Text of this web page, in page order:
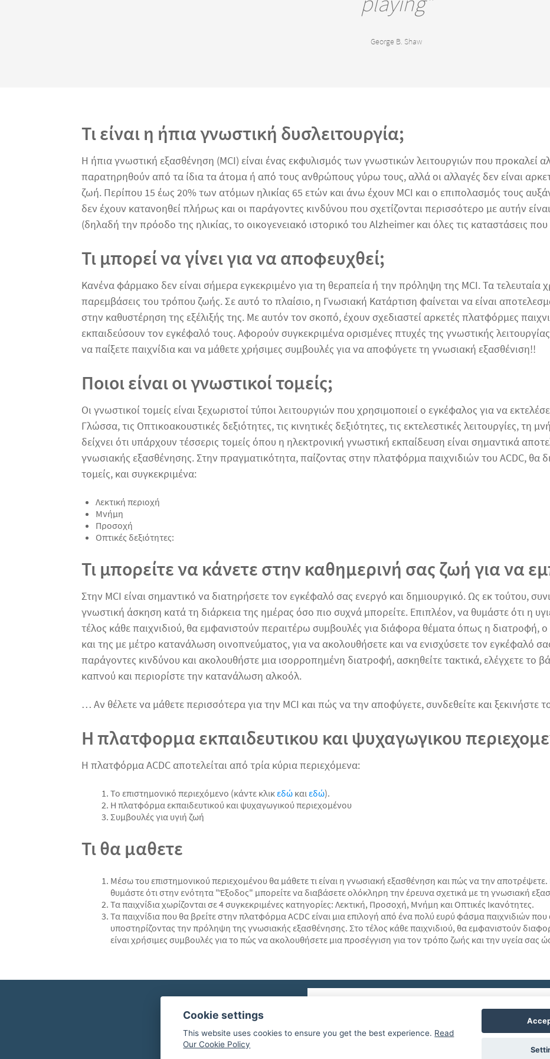
George B. Shaw
Τι είναι η ήπια γνωστική δυσλειτουργία;
Η ήπια γνωστική εξασθένηση (MCI) είναι ένας εκφυλισμός των γνωστικών λειτουργιών που προκαλεί
παρατηρηθούν από τα ίδια τα άτομα ή από τους ανθρώπους γύρω τους, αλλά οι αλλαγές δεν είναι
ζωή. Περίπου 15 έως 20% των ατόμων ηλικίας 65 ετών και άνω έχουν MCI και ο επιπολασμός τους
δεν έχουν κατανοηθεί πλήρως και οι παράγοντες κινδύνου που σχετίζονται περισσότερο με αυτήν
(δηλαδή την πρόοδο της ηλικίας, το οικογενειακό ιστορικό του Alzheimer και όλες τις καταστάσεις
Τι μπορεί να γίνει για να αποφευχθεί;
Κανένα φάρμακο δεν είναι σήμερα εγκεκριμένο για τη θεραπεία ή την πρόληψη της MCI. Τα τελευταία
παρεμβάσεις του τρόπου ζωής. Σε αυτό το πλαίσιο, η Γνωσιακή Κατάρτιση φαίνεται να είναι
στην καθυστέρηση της εξέλιξής της. Με αυτόν τον σκοπό, έχουν σχεδιαστεί αρκετές πλατφόρμες
εκπαιδεύσουν τον εγκέφαλό τους. Αφορούν συγκεκριμένα ορισμένες πτυχές της γνωστικής
να παίξετε παιχνίδια και να μάθετε χρήσιμες συμβουλές για να αποφύγετε τη γνωσιακή εξασθένιση!!
Ποιοι είναι οι γνωστικοί τομείς;
Οι γνωστικοί τομείς είναι ξεχωριστοί τύποι λειτουργιών που χρησιμοποιεί ο εγκέφαλος για να
Γλώσσα, τις Οπτικοακουστικές δεξιότητες, τις κινητικές δεξιότητες, τις εκτελεστικές λειτουργίες,
δείχνει ότι υπάρχουν τέσσερις τομείς όπου η ηλεκτρονική γνωστική εκπαίδευση είναι σημαντικά
γνωσιακής εξασθένησης. Στην πραγματικότητα, παίζοντας στην πλατφόρμα παιχνιδιών του ACDC, θα
τομείς, και συγκεκριμένα:
Λεκτική περιοχή
Μνήμη
Προσοχή
Οπτικές δεξιότητες:
Τι μπορείτε να κάνετε στην καθημερινή σας ζωή για να
Στην MCI είναι σημαντικό να διατηρήσετε τον εγκέφαλό σας ενεργό και δημιουργικό. Ως εκ τούτου,
γνωστική άσκηση κατά τη διάρκεια της ημέρας όσο πιο συχνά μπορείτε. Επιπλέον, να θυμάστε ότι η
τέλος κάθε παιχνιδιού, θα εμφανιστούν περαιτέρω συμβουλές για διάφορα θέματα όπως η διατροφή, ο
και της με μέτρο κατανάλωση οινοπνεύματος, για να ακολουθήσετε και να ενισχύσετε τον εγκέφαλό
παράγοντες κινδύνου και ακολουθήστε μια ισορροπημένη διατροφή, ασκηθείτε τακτικά, ελέγχετε
καπνού και περιορίστε την κατανάλωση αλκοόλ.
… Αν θέλετε να μάθετε περισσότερα για την MCI και πώς να την αποφύγετε, συνδεθείτε και ξεκινήστε
Η πλατφορμα εκπαιδευτικου και ψυχαγωγικου
Η πλατφόρμα ACDC αποτελείται από τρία κύρια περιεχόμενα:
Το επιστημονικό περιεχόμενο (κάντε κλικεδώ καιεδώ).
Η πλατφόρμα εκπαιδευτικού και ψυχαγωγικού περιεχομένου
Συμβουλές για υγιή ζωή
Τι θα μαθετε
Μέσω του επιστημονικού περιεχομένου θα μάθετε τι είναι η γνωσιακή εξασθένηση και πώς να την
θυμάστε ότι στην ενότητα "Έξοδος" μπορείτε να διαβάσετε ολόκληρη την έρευνα σχετικά με τη γνωσιακή
Τα παιχνίδια χωρίζονται σε 4 συγκεκριμένες κατηγορίες: Λεκτική, Προσοχή, Μνήμη και Οπτικές Ικανότητες.
Τα παιχνίδια που θα βρείτε στην πλατφόρμα ACDC είναι μια επιλογή από ένα πολύ ευρύ φάσμα παιχνιδιών που
υποστηρίζοντας την πρόληψη της γνωσιακής εξασθένησης. Στο τέλος κάθε παιχνιδιού, θα εμφανιστούν
είναι χρήσιμες συμβουλές για το πώς να ακολουθήσετε μια προσέγγιση για τον τρόπο ζωής και την υγεία
Cookie settings
This website uses cookies to ensure you get the best experience. Read
Our Cookie Policy